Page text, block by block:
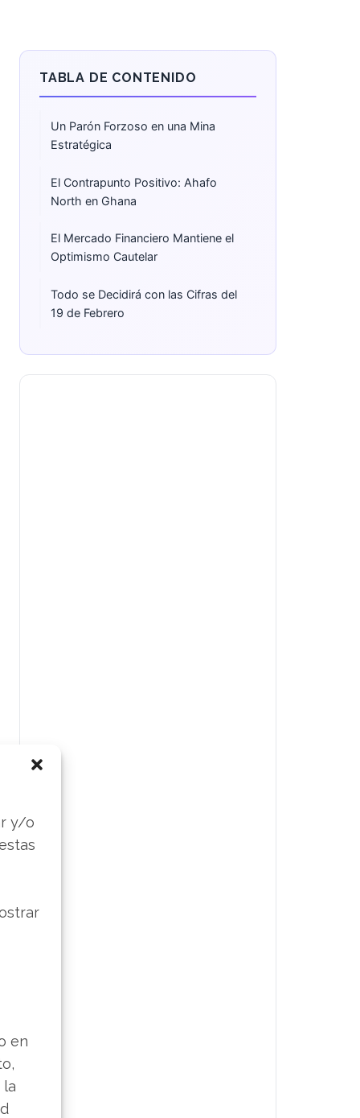
y/o
en
la
TABLA DE CONTENIDO
Un Parón Forzoso en una Mina
Estratégica
El Contrapunto Positivo: Ahafo
North en Ghana
El Mercado Financiero Mantiene el
Optimismo Cautelar
Todo se Decidirá con las Cifras del
19 de Febrero